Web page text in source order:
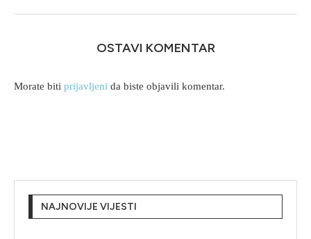
OSTAVI KOMENTAR
Morate biti prijavljeni da biste objavili komentar.
NAJNOVIJE VIJESTI